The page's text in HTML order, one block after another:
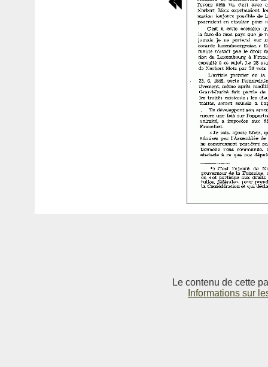
Le contenu de cette
Informations sur